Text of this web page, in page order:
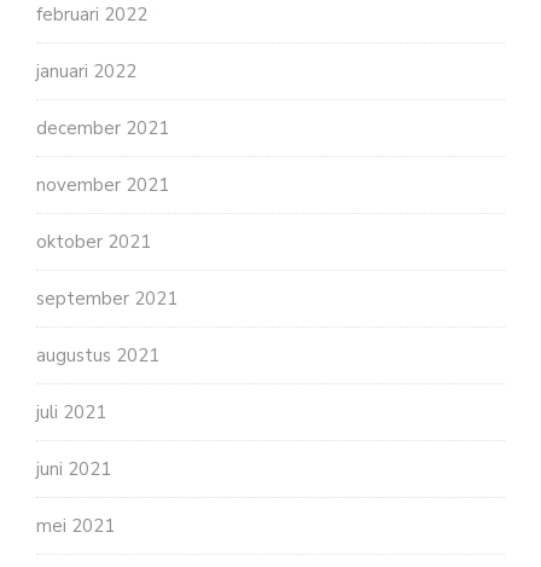
februari 2022
januari 2022
december 2021
november 2021
oktober 2021
september 2021
augustus 2021
juli 2021
juni 2021
mei 2021